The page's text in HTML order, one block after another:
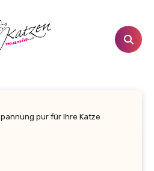
pur für Ihre Katze